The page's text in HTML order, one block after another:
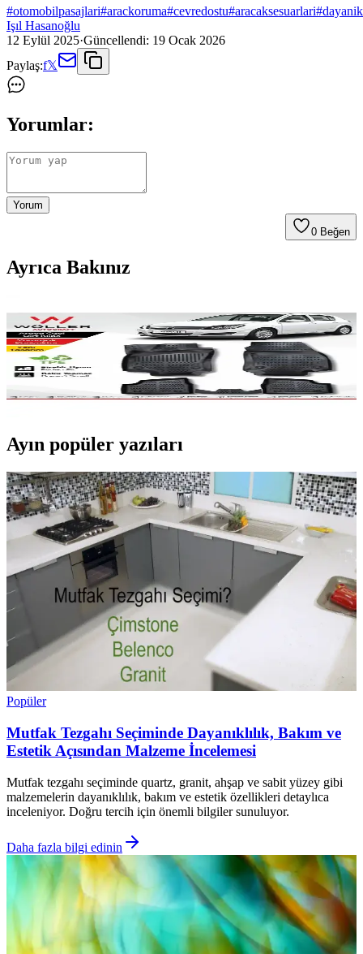
#otomobilpasajlari#arackoruma#cevredostu#aracaksesuarlari#
Işıl Hasanoğlu
12 Eylül 2025·Güncellendi: 19 Ocak 2026
Paylaş:f𝕏
Yorumlar:
Yorum
0 Beğen
Ayrıca Bakınız
Opel Astra H 2004-2013 İç Mekan Koruma Paspası
Yüksek Kalite ve Uyum Sağlayan Tasarım
Opel Astra H için tasarlanmış, yüksek kaliteli ve çevre dostu iç
mekan paspası, kolay temizlenir ve mükemmel uyum sağlar, aracın
değerini korur ve iç mekânı temiz tutar.
Ayın popüler yazıları
Popüler
Mutfak Tezgahı Seçiminde Dayanıklılık, Bakım ve
Estetik Açısından Malzeme İncelemesi
Mutfak tezgahı seçiminde quartz, granit, ahşap ve sabit yüzey gibi
malzemelerin dayanıklılık, bakım ve estetik özellikleri detaylıca
inceleniyor. Doğru tercih için önemli bilgiler sunuluyor.
Daha fazla bilgi edinin